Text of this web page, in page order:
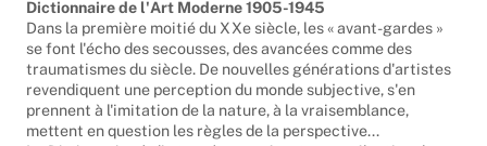
Dictionnaire de l'Art Moderne 1905-1945
Dans la première moitié du XXe siècle, les « avant-gardes »
se font l'écho des secousses, des avancées comme des
traumatismes du siècle. De nouvelles générations d'artistes
revendiquent une perception du monde subjective, s'en
prennent à l'imitation de la nature, à la vraisemblance,